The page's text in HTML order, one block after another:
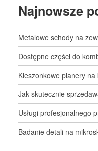
Najnowsze
Metalowe schody na
Dostępne części do
Kieszonkowe planery na
Jak skutecznie
Usługi profesjonalnego
Badanie detali na